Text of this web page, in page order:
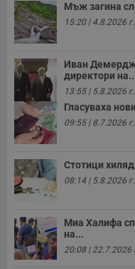
Мъж загина
15:20 | 4.8.2026 г.
Иван
директори
13:55 | 5.8.2026 г.
Гласуваха
09:55 | 8.7.2026 г.
Стотици
08:14 | 5.8.2026 г.
Миа Халифа
на...
20:08 | 22.7.2026